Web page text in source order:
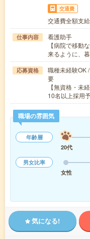
交通費
交通費全額支給
仕事内容
看護助手
【病院で移動
来るように、
応募資格
職種未経験OK
要
【無資格・未
10名以上採用
職場の雰囲気
年齢層
20代
男女比率
女性
気になる!